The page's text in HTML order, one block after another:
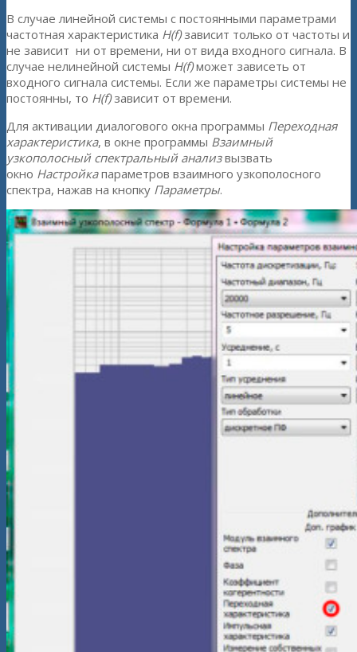
В случае линейной системы с постоянными параметрами
частотная характеристика H(f)зависит только от частоты и
не зависит ни от времени, ни от вида входного сигнала. В
случае нелинейной системы H(f)может зависеть от
входного сигнала системы. Если же параметры системы не
постоянны, то H(f)зависит от времени.
Для активации диалогового окна программы Переходная
характеристика, в окне программы Взаимный
узкополосный спектральный анализвызвать
окно Настройкапараметров взаимного узкополосного
спектра, нажав на кнопку Параметры.